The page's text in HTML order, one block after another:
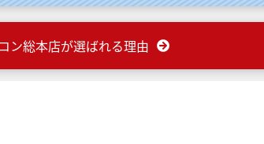
ン総本店が選ばれる理由